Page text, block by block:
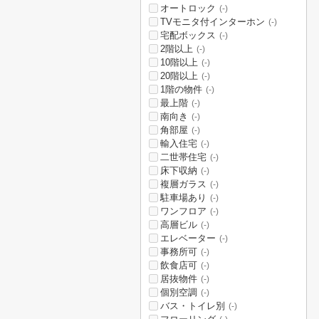
オートロック (-)
TVモニタ付インターホン (-)
宅配ボックス (-)
2階以上 (-)
10階以上 (-)
20階以上 (-)
1階の物件 (-)
最上階 (-)
南向き (-)
角部屋 (-)
輸入住宅 (-)
二世帯住宅 (-)
床下収納 (-)
複層ガラス (-)
駐車場あり (-)
ワンフロア (-)
高層ビル (-)
エレベーター (-)
事務所可 (-)
飲食店可 (-)
居抜物件 (-)
個別空調 (-)
バス・トイレ別 (-)